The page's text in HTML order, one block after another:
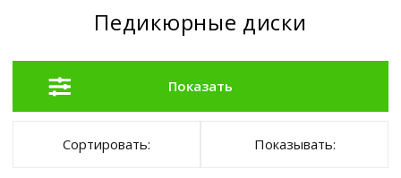
Педикюрные диски
Показать
Сортировать: Показывать: